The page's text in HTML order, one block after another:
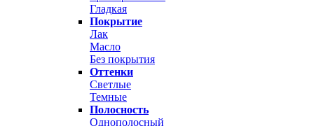
Гладкая
Покрытие
Лак
Масло
Без покрытия
Оттенки
Светлые
Темные
Полосность
Однополосный